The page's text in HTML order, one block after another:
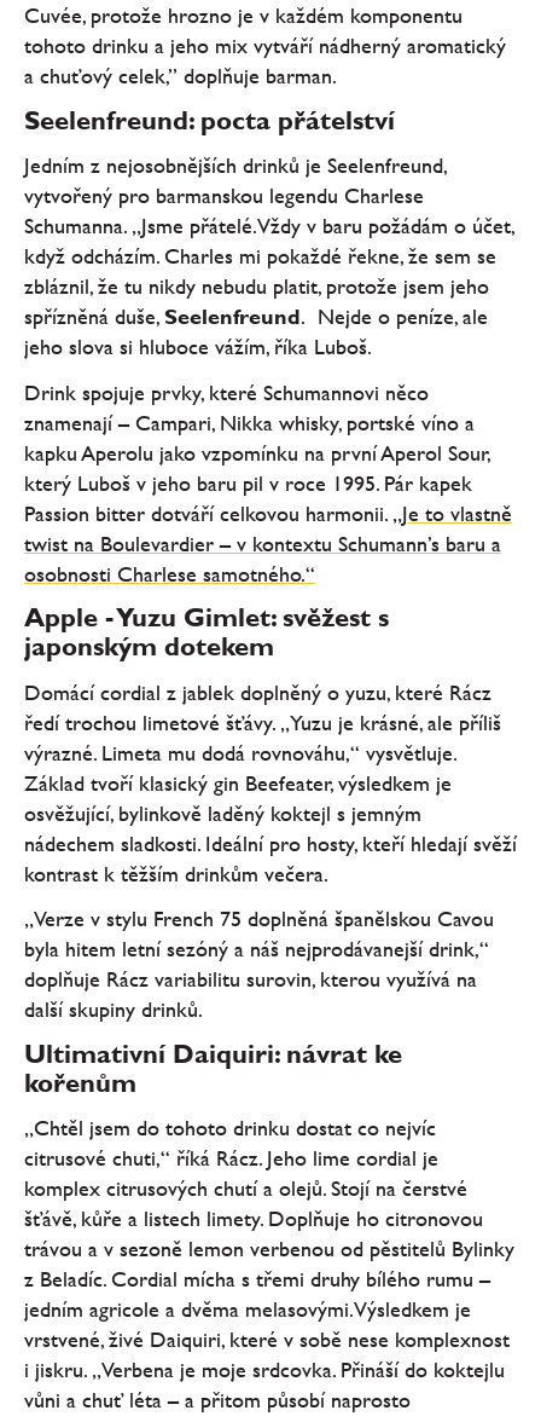
Cuvée, protože hrozno je v každém komponentu
tohoto drinku a jeho mix vytváří nádherný aromatický
a chuťový celek,” doplňuje barman.
Seelenfreund: pocta přátelství
Jedním z nejosobnějších drinků je Seelenfreund,
vytvořený pro barmanskou legendu Charlese
Schumanna. „Jsme přátelé. Vždy v baru požádám o účet,
když odcházím. Charles mi pokaždé řekne, že sem se
zbláznil, že tu nikdy nebudu platit, protože jsem jeho
spřízněná duše, Seelenfreund. Nejde o peníze, ale
jeho slova si hluboce vážím, říka Luboš.
Drink spojuje prvky, které Schumannovi něco
znamenají – Campari, Nikka whisky, portské víno a
kapku Aperolu jako vzpomínku na první Aperol Sour,
který Luboš v jeho baru pil v roce 1995. Pár kapek
Passion bitter dotváří celkovou harmonii. „Je to vlastně
twist na Boulevardier – v kontextu Schumann’s baru a
osobnosti Charlese samotného.“
Apple - Yuzu Gimlet: svěžest s
japonským dotekem
Domácí cordial z jablek doplněný o yuzu, které Rácz
ředí trochou limetové šťávy. „Yuzu je krásné, ale příliš
výrazné. Limeta mu dodá rovnováhu,“ vysvětluje.
Základ tvoří klasický gin Beefeater, výsledkem je
osvěžující, bylinkově laděný koktejl s jemným
nádechem sladkosti. Ideální pro hosty, kteří hledají svěží
kontrast k těžším drinkům večera.
„Verze v stylu French 75 doplněná španělskou Cavou
byla hitem letní sezóný a náš nejprodávanejší drink,“
doplňuje Rácz variabilitu surovin, kterou využívá na
další skupiny drinků.
Ultimativní Daiquiri: návrat ke
kořenům
„Chtěl jsem do tohoto drinku dostat co nejvíc
citrusové chuti,“ říká Rácz. Jeho lime cordial je
komplex citrusových chutí a olejů. Stojí na čerstvé
šťávě, kůře a listech limety. Doplňuje ho citronovou
trávou a v sezoně lemon verbenou od pěstitelů Bylinky
z Beladíc. Cordial mícha s třemi druhy bílého rumu –
jedním agricole a dvěma melasovými. Výsledkem je
vrstvené, živé Daiquiri, které v sobě nese komplexnost
i jiskru. „Verbena je moje srdcovka. Přináší do koktejlu
vůni a chuť léta – a přitom působí naprosto